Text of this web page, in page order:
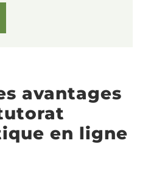
avantages
en ligne